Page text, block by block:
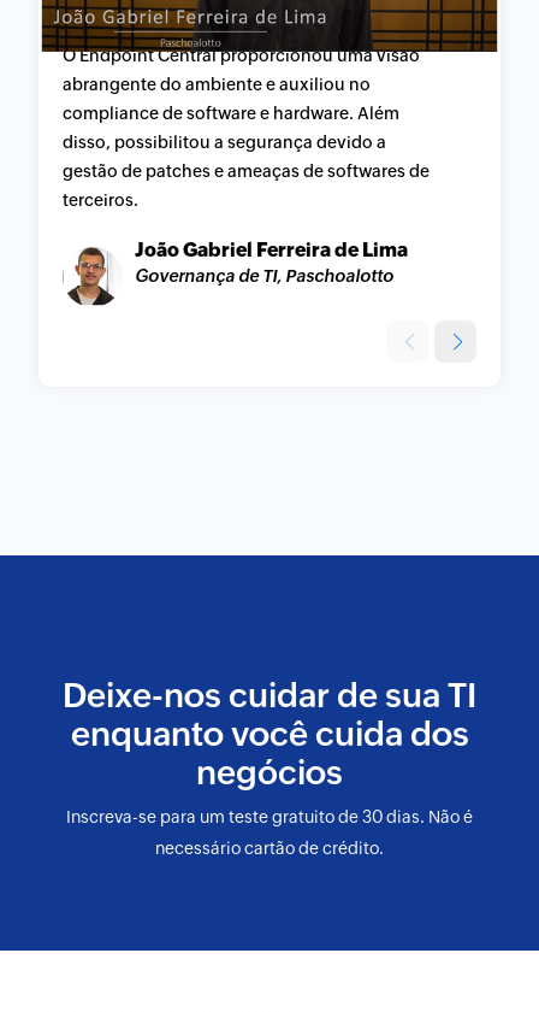
O Endpoint Central proporcionou uma visão
abrangente do ambiente e auxiliou no
compliance de software e hardware. Além
disso, possibilitou a segurança devido a
gestão de patches e ameaças de softwares de
terceiros.
João Gabriel Ferreira de Lima
Governança de TI, Paschoalotto
Deixe-nos cuidar de sua TI
enquanto você cuida dos
negócios
Inscreva-se para um teste gratuito de 30 dias. Não é
necessário cartão de crédito.